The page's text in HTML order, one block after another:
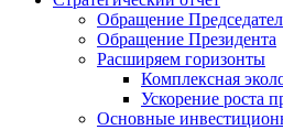
Обращение
Обращение Президента
Расширяем горизонты
Комплексная
Ускорение роста
Основные